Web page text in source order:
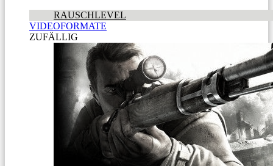
RAUSCHLEVEL
VIDEOFORMATE
ZUFÄLLIG